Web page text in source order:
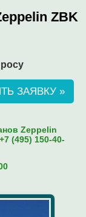
ZBK
ЗАЯВКУ »
Zeppelin
(495) 150-40-